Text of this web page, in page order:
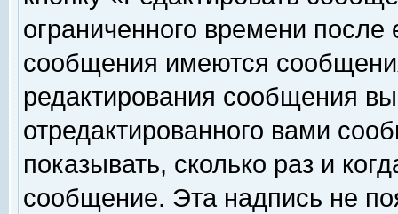
ограниченного времени
сообщения имеются
редактирования сообщения
отредактированного вами
показывать, сколько раз и
сообщение. Эта надпись не